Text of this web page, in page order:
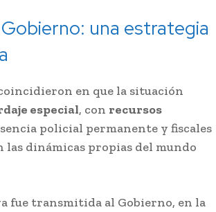
una estrategia
en que la situación
especial, con recursos
policial permanente y fiscales
las dinámicas propias del mundo
fue transmitida al Gobierno, en la